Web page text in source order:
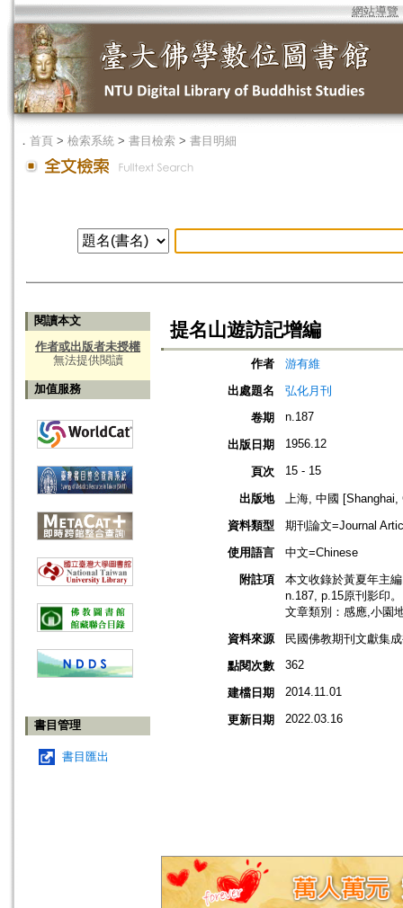
網站導覽
． 首頁 > 檢索系統 > 書目檢索 > 書目明細
閱讀本文
作者或出版者未授權
無法提供閱讀
加值服務
書目管理
書目匯出
提名山遊訪記增編
作者
游有維
出處題名
弘化月刊
卷期
n.187
出版日期 1956.12
頁次 15 - 15
出版地
上海, 中國 [Shanghai,
資料類型
期刊論文=Journal
使用語言
中文=Chinese
附註項
本文收錄於黃夏年主
n.187, p.15原刊影印。
文章類別：感應,小園
資料來源
民國佛教期刊文獻集
點閱次數
362
建檔日期 2014.11.01
更新日期 2022.03.16